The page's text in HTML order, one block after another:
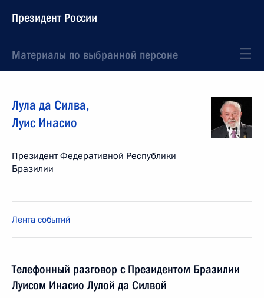
Президент России
Материалы по выбранной персоне
Лула да Силва,
Луис Инасио
Президент Федеративной Республики
Бразилии
Лента событий
Телефонный разговор с Президентом Бразилии
Луисом Инасио Лулой да Силвой